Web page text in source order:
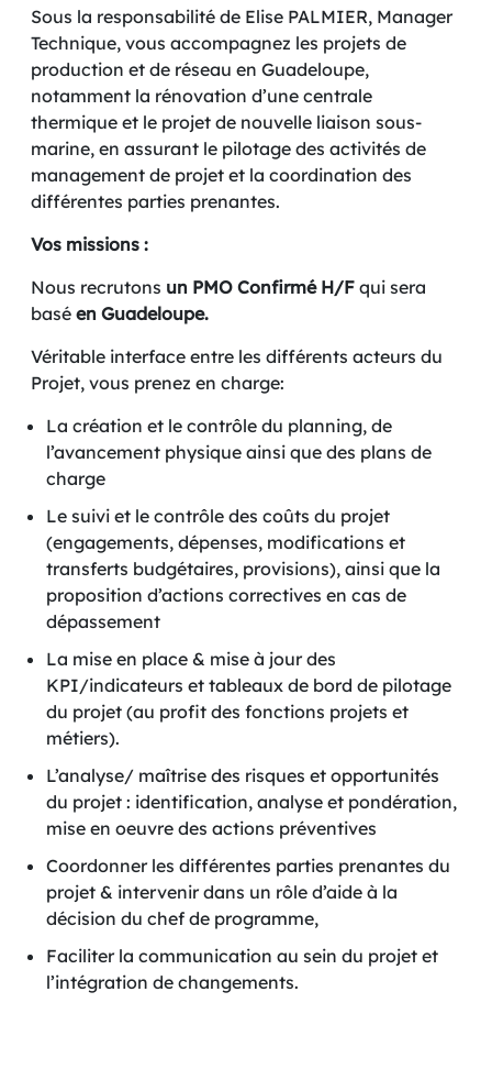
Sous la responsabilité de Elise PALMIER, Manager
Technique, vous accompagnez les projets de
production et de réseau en Guadeloupe,
notamment la rénovation d’une centrale
thermique et le projet de nouvelle liaison sous-
marine, en assurant le pilotage des activités de
management de projet et la coordination des
différentes parties prenantes.
Vos missions :
Nous recrutons un PMO Confirmé H/F qui sera
basé en Guadeloupe.
Véritable interface entre les différents acteurs du
Projet, vous prenez en charge:
La création et le contrôle du planning, de
l’avancement physique ainsi que des plans de
charge
Le suivi et le contrôle des coûts du projet
(engagements, dépenses, modifications et
transferts budgétaires, provisions), ainsi que la
proposition d’actions correctives en cas de
dépassement
La mise en place & mise à jour des
KPI/indicateurs et tableaux de bord de pilotage
du projet (au profit des fonctions projets et
métiers).
L’analyse/ maîtrise des risques et opportunités
du projet : identification, analyse et pondération,
mise en oeuvre des actions préventives
Coordonner les différentes parties prenantes du
projet & intervenir dans un rôle d’aide à la
décision du chef de programme,
Faciliter la communication au sein du projet et
l’intégration de changements.